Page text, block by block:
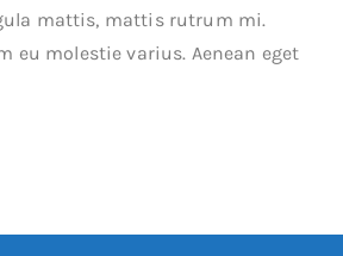
mattis, mattis rutrum mi.
eu molestie varius. Aenean eget